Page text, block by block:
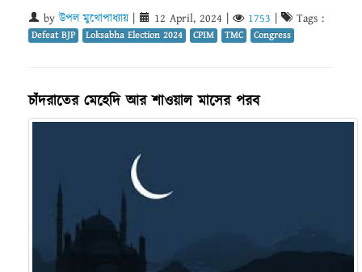
byউপল মুখোপাধ্যায় | 12 April, 2024 | 1753 | Tags :
Defeat BJP Loksabha Election 2024 CPIM TMC Congress
চাঁদরাতের মেহেদি আর শাওয়াল মাসের পরব